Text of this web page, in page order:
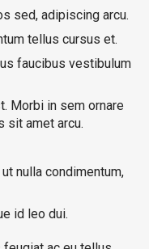
sed, adipiscing arcu.
tellus cursus et.
faucibus vestibulum
Morbi in sem ornare
sit amet arcu.
nulla condimentum,
id leo dui.